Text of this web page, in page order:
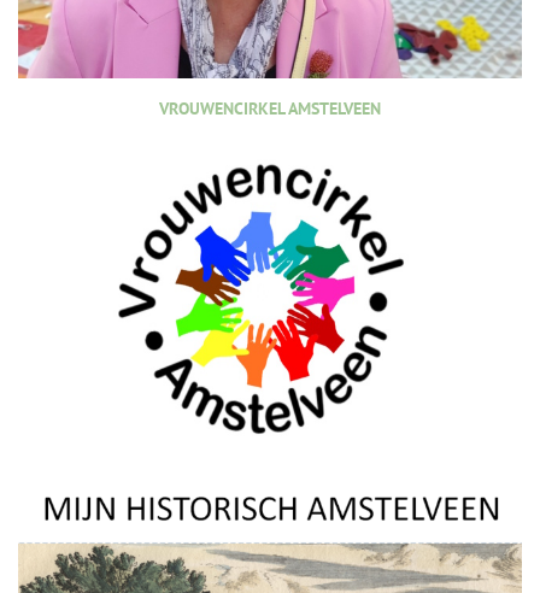
VROUWENCIRKEL AMSTELVEEN